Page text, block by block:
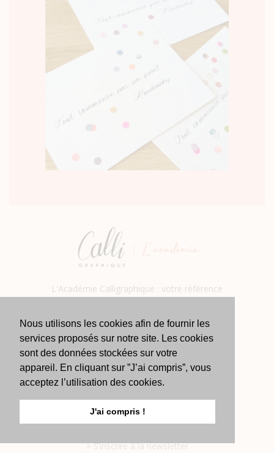
L'Académie Calligraphique : votre référence
lettering en ligne. Cours complets pour tous
les niveaux, tutoriels vidéo détaillés, astuces,
conseils et freebies.
> Le Studio Calligraphique
> Contact
> S’inscrire à la newsletter
Nous utilisons les cookies afin de fournir les
services proposés sur notre site. Les cookies
sont des données stockées sur votre
appareil. En cliquant sur ”J’ai compris”, vous
acceptez l’utilisation des cookies.
J'ai compris !